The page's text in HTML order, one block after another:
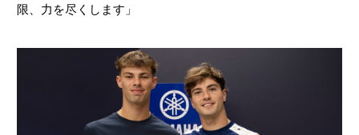
限、力を尽くします」